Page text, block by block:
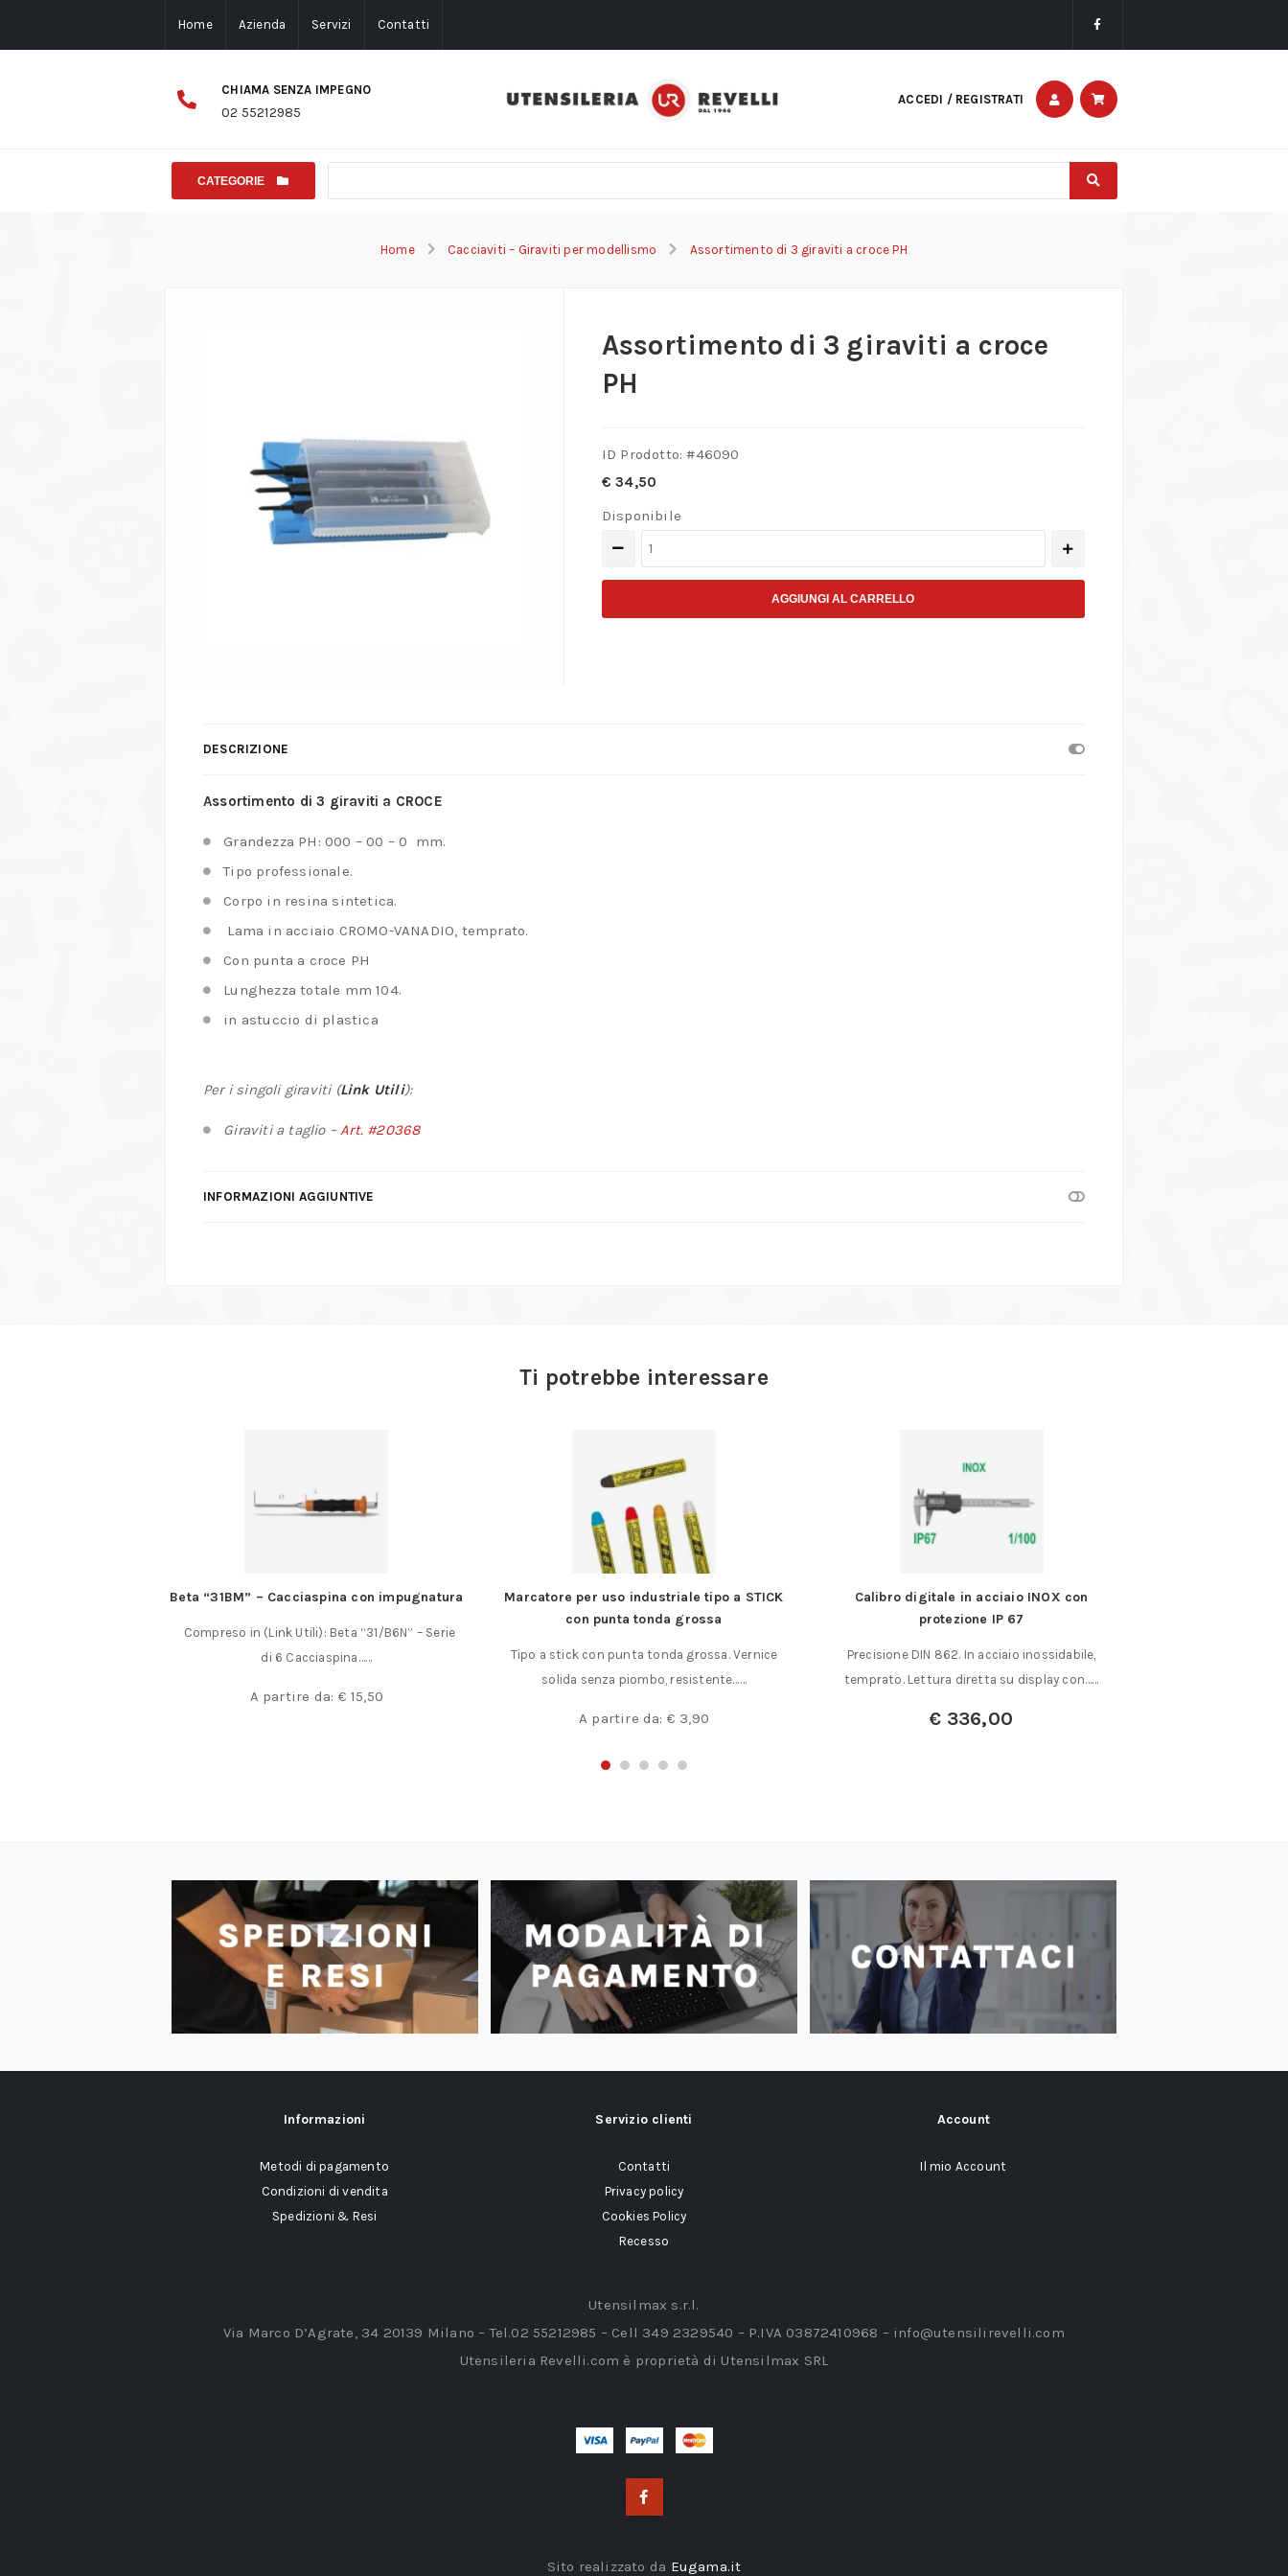
Home Azienda Servizi Contatti
CHIAMA SENZA IMPEGNO
02 55212985
ACCEDI / REGISTRATI
CATEGORIE
Home Cacciaviti – Giraviti per modellismo Assortimento di 3 giraviti a croce PH
Assortimento di 3 giraviti a croce
PH
ID Prodotto: #46090
€ 34,50
Disponibile
Assortimento
AGGIUNGI AL CARRELLO
DESCRIZIONE
Assortimento di 3 giraviti a CROCE
Grandezza PH: 000 – 00 – 0 mm.
Tipo professionale.
Corpo in resina sintetica.
Lama in acciaio CROMO-VANADIO, temprato.
Con punta a croce PH
Lunghezza totale mm 104.
in astuccio di plastica
Per i singoli giraviti (Link Utili):
Giraviti a taglio –Art. #20368
INFORMAZIONI AGGIUNTIVE
Ti potrebbe interessare
Beta “31BM” – Cacciaspina con impugnatura
Compreso in (Link Utili): Beta “31/B6N” – Serie
di 6 Cacciaspina……
A partire da: € 15,50
Marcatore per uso industriale tipo a STICK
con punta tonda grossa
Tipo a stick con punta tonda grossa. Vernice
solida senza piombo, resistente……
A partire da: € 3,90
Calibro digitale in acciaio INOX con
protezione IP 67
Precisione DIN 862. In acciaio inossidabile,
temprato. Lettura diretta su display con……
€ 336,00
Informazioni
Metodi di pagamento
Condizioni di vendita
Spedizioni & Resi
Servizio clienti
Contatti
Privacy policy
Cookies Policy
Recesso
Account
Il mio Account
Utensilmax s.r.l.
Via Marco D’Agrate, 34 20139 Milano – Tel.02 55212985 – Cell 349 2329540 – P.IVA 03872410968 – info@utensilirevelli.com
Utensileria Revelli.com è proprietà di Utensilmax SRL
Sito realizzato da Eugama.it